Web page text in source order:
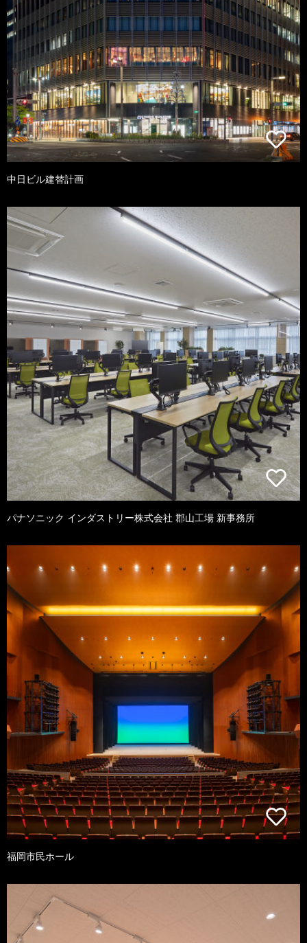
中日ビル建替計画
パナソニック インダストリー株式会社 郡山工場 新事務所
福岡市民ホール